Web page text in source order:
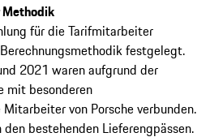
Methodik
für die Tarifmitarbeiter
festgelegt.
2021 waren aufgrund der
mit besonderen
von Porsche verbunden.
bestehenden Lieferengpässen.